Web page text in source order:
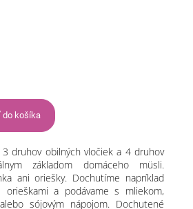
do košíka
3 druhov obilných vločiek a 4 druhov
základom domáceho müsli.
ani oriešky. Dochutíme napríklad
orieškami a podávame s mliekom,
sójovým nápojom. Dochutené